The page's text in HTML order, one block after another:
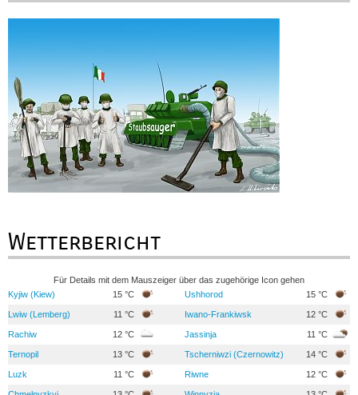
Wetterbericht
Für Details mit dem Mauszeiger über das zugehörige Icon gehen
Kyjiw (Kiew)
15 °C Ushhorod 15 °C
Lwiw (Lemberg) 11 °C Iwano-Frankiwsk 12 °C
Rachiw 12 °C Jassinja 11 °C
Ternopil 13 °C Tscherniwzi (Czernowitz) 14 °C
Luzk 11 °C Riwne 12 °C